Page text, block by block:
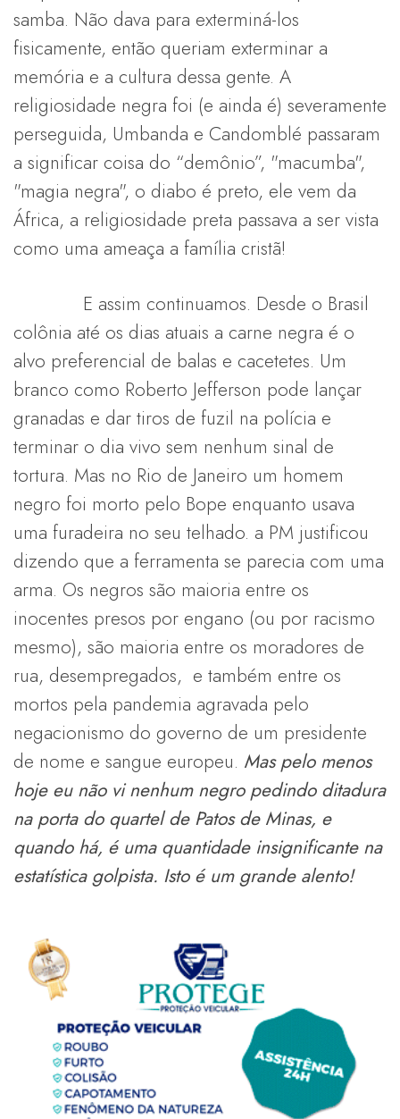
samba. Não dava para exterminá-los
fisicamente, então queriam exterminar a
memória e a cultura dessa gente. A
religiosidade negra foi (e ainda é) severamente
perseguida, Umbanda e Candomblé passaram
a significar coisa do “demônio”, "macumba",
"magia negra", o diabo é preto, ele vem da
África, a religiosidade preta passava a ser vista
como uma ameaça a família cristã!
E assim continuamos. Desde o Brasil
colônia até os dias atuais a carne negra é o
alvo preferencial de balas e cacetetes. Um
branco como Roberto Jefferson pode lançar
granadas e dar tiros de fuzil na polícia e
terminar o dia vivo sem nenhum sinal de
tortura. Mas no Rio de Janeiro um homem
negro foi morto pelo Bope enquanto usava
uma furadeira no seu telhado. a PM justificou
dizendo que a ferramenta se parecia com uma
arma. Os negros são maioria entre os
inocentes presos por engano (ou por racismo
mesmo), são maioria entre os moradores de
rua, desempregados, e também entre os
mortos pela pandemia agravada pelo
negacionismo do governo de um presidente
de nome e sangue europeu. Mas pelo menos
hoje eu não vi nenhum negro pedindo ditadura
na porta do quartel de Patos de Minas, e
quando há, é uma quantidade insignificante na
estatística golpista. Isto é um grande alento!